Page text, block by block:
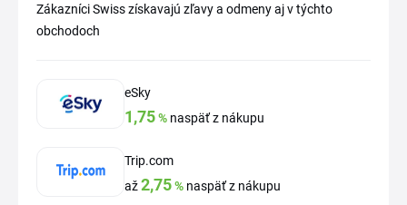
Zákazníci Swiss získavajú zľavy a odmeny aj v týchto
obchodoch
eSky
1,75% naspäť z nákupu
Trip.com
až2,75% naspäť z nákupu